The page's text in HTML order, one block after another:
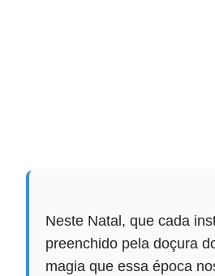
Neste Natal, que cada
preenchido pela doçura
magia que essa época